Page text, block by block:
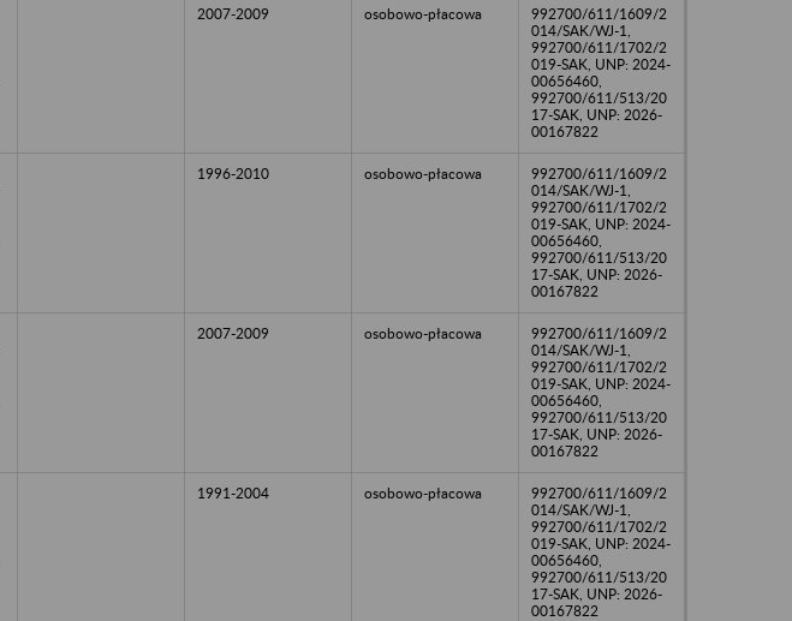
2007-2009 osobowo-płacowa
992700/611/1609/2
014/SAK/WJ-1,
992700/611/1702/2
019-SAK, UNP: 2024-
00656460,
992700/611/513/20
17-SAK, UNP: 2026-
00167822
1996-2010 osobowo-płacowa
992700/611/1609/2
014/SAK/WJ-1,
992700/611/1702/2
019-SAK, UNP: 2024-
00656460,
992700/611/513/20
17-SAK, UNP: 2026-
00167822
2007-2009 osobowo-płacowa
992700/611/1609/2
014/SAK/WJ-1,
992700/611/1702/2
019-SAK, UNP: 2024-
00656460,
992700/611/513/20
17-SAK, UNP: 2026-
00167822
1991-2004 osobowo-płacowa
992700/611/1609/2
014/SAK/WJ-1,
992700/611/1702/2
019-SAK, UNP: 2024-
00656460,
992700/611/513/20
17-SAK, UNP: 2026-
00167822